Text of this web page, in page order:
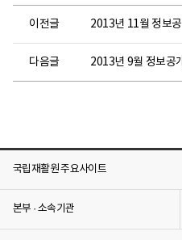
이전글 2013년 11월 정보
다음글 2013년 9월 정보공
국립재활원 주요사이트
본부 · 소속기관